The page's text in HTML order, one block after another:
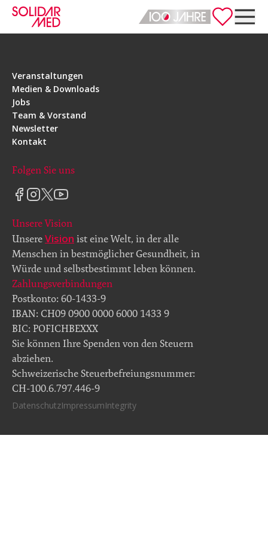
Deutsch
Veranstaltungen
Medien & Downloads
Jobs
Team & Vorstand
Newsletter
Kontakt
Folgen Sie uns
Unsere Vision
Unsere Vision ist eine Welt, in der alle
Menschen in bestmöglicher Gesundheit, in
Würde und selbstbestimmt leben können.
Zahlungsverbindungen
Postkonto: 60-1433-9
IBAN: CH09 0900 0000 6000 1433 9
BIC: POFICHBEXXX
Sie können Ihre Spenden von den Steuern
abziehen.
Schweizerische Steuerbefreiungsnummer:
CH-100.6.797.446-9
DatenschutzImpressumIntegrity